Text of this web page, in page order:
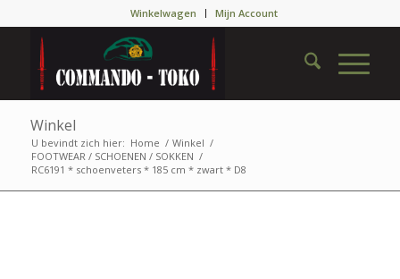
Winkelwagen Mijn Account
Winkel
U bevindt zich hier: Home / Winkel /
FOOTWEAR / SCHOENEN / SOKKEN /
RC6191 * schoenveters * 185 cm * zwart * D8